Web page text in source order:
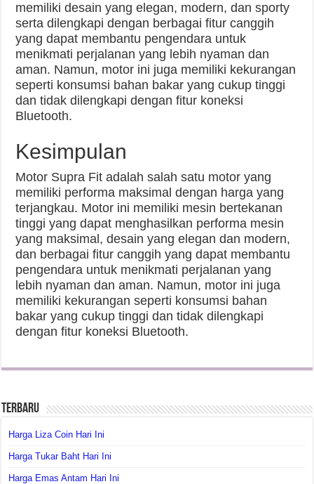
memiliki desain yang elegan, modern, dan sporty
serta dilengkapi dengan berbagai fitur canggih
yang dapat membantu pengendara untuk
menikmati perjalanan yang lebih nyaman dan
aman. Namun, motor ini juga memiliki kekurangan
seperti konsumsi bahan bakar yang cukup tinggi
dan tidak dilengkapi dengan fitur koneksi
Bluetooth.
Kesimpulan
Motor Supra Fit adalah salah satu motor yang
memiliki performa maksimal dengan harga yang
terjangkau. Motor ini memiliki mesin bertekanan
tinggi yang dapat menghasilkan performa mesin
yang maksimal, desain yang elegan dan modern,
dan berbagai fitur canggih yang dapat membantu
pengendara untuk menikmati perjalanan yang
lebih nyaman dan aman. Namun, motor ini juga
memiliki kekurangan seperti konsumsi bahan
bakar yang cukup tinggi dan tidak dilengkapi
dengan fitur koneksi Bluetooth.
Terbaru
Harga Liza Coin Hari Ini
Harga Tukar Baht Hari Ini
Harga Emas Antam Hari Ini